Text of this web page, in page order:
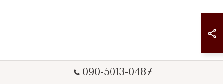
090-5013-0487